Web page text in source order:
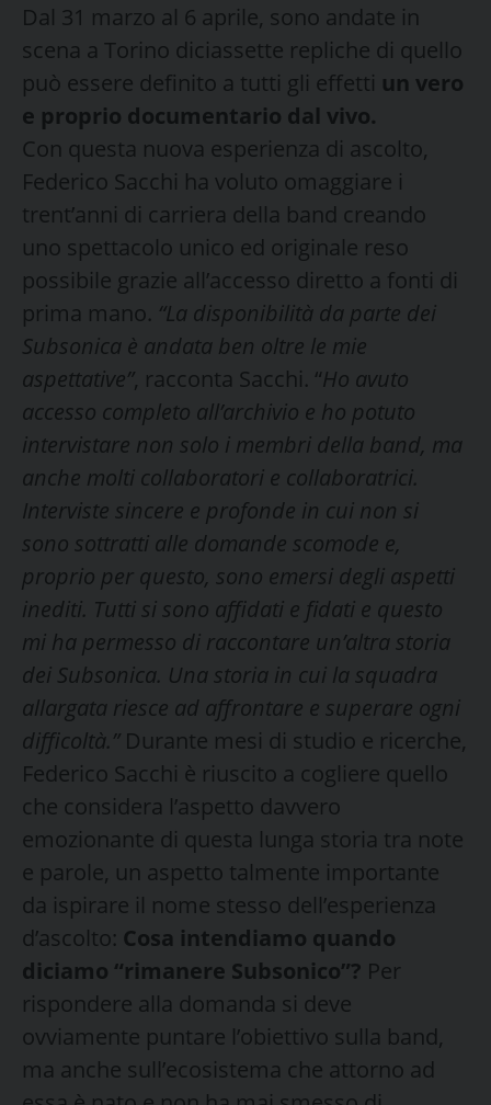
Dal 31 marzo al 6 aprile, sono andate in
scena a Torino diciassette repliche di quello
può essere definito a tutti gli effetti un vero
e proprio documentario dal vivo.
Con questa nuova esperienza di ascolto,
Federico Sacchi ha voluto omaggiare i
trent’anni di carriera della band creando
uno spettacolo unico ed originale reso
possibile grazie all’accesso diretto a fonti di
prima mano. “La disponibilità da parte dei
Subsonica è andata ben oltre le mie
aspettative”, racconta Sacchi. “Ho avuto
accesso completo all’archivio e ho potuto
intervistare non solo i membri della band, ma
anche molti collaboratori e collaboratrici.
Interviste sincere e profonde in cui non si
sono sottratti alle domande scomode e,
proprio per questo, sono emersi degli aspetti
inediti. Tutti si sono affidati e fidati e questo
mi ha permesso di raccontare un’altra storia
dei Subsonica. Una storia in cui la squadra
allargata riesce ad affrontare e superare ogni
difficoltà.” Durante mesi di studio e ricerche,
Federico Sacchi è riuscito a cogliere quello
che considera l’aspetto davvero
emozionante di questa lunga storia tra note
e parole, un aspetto talmente importante
da ispirare il nome stesso dell’esperienza
d’ascolto: Cosa intendiamo quando
diciamo “rimanere Subsonico”? Per
rispondere alla domanda si deve
ovviamente puntare l’obiettivo sulla band,
ma anche sull’ecosistema che attorno ad